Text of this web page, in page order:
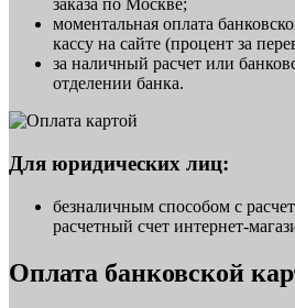
заказа по Москве;
моментальная оплата
кассу на сайте (процент за
за наличный расчет или
отделении банка.
Для юридических лиц:
безналичным способом с
расчетный счет интернет-
Оплата банковской